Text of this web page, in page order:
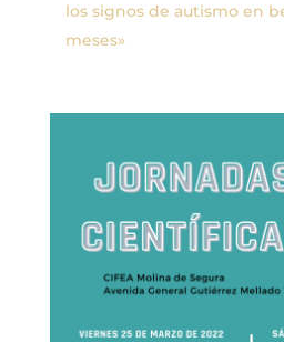
los signos de autismo en
meses»